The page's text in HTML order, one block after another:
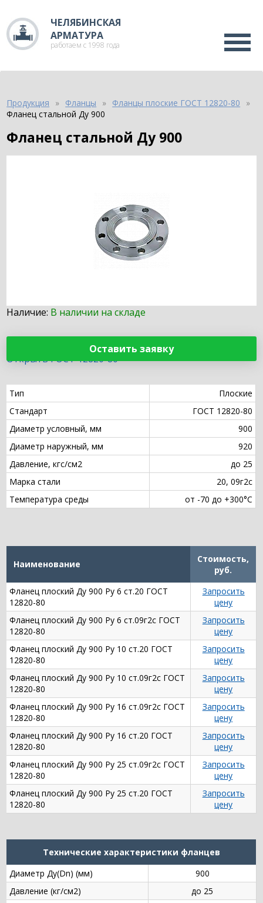
ЧЕЛЯБИНСКАЯ
АРМАТУРА
работаем с 1998 года
Продукция Фланцы
Фланцы плоские ГОСТ 12820-80
Фланец стальной Ду 900
Фланец стальной Ду 900
Наличие: В наличии на складе
Оставить заявку
Открыть ГОСТ 12820-80
Тип
Плоские
Стандарт
ГОСТ 12820-80
Диаметр условный, мм
900
Диаметр наружный, мм
920
Давление, кгс/см2
до 25
Марка стали
20, 09г2с
Температура среды
от -70 до +300°С
Наименование
Стоимость,
руб.
Фланец плоский Ду 900 Ру 6 ст.20 ГОСТ
12820-80
Запросить
цену
Фланец плоский Ду 900 Ру 6 ст.09г2с ГОСТ
12820-80
Запросить
цену
Фланец плоский Ду 900 Ру 10 ст.20 ГОСТ
12820-80
Запросить
цену
Фланец плоский Ду 900 Ру 10 ст.09г2с ГОСТ
12820-80
Запросить
цену
Фланец плоский Ду 900 Ру 16 ст.09г2с ГОСТ
12820-80
Запросить
цену
Фланец плоский Ду 900 Ру 16 ст.20 ГОСТ
12820-80
Запросить
цену
Фланец плоский Ду 900 Ру 25 ст.09г2с ГОСТ
12820-80
Запросить
цену
Фланец плоский Ду 900 Ру 25 ст.20 ГОСТ
12820-80
Запросить
цену
Технические характеристики фланцев
Диаметр Ду(Dn) (мм)
900
Давление (кг/см2)
до 25